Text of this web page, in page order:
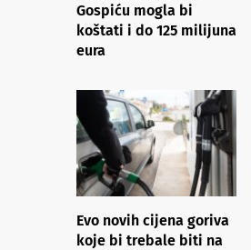
Gospiću mogla bi
koštati i do 125 milijuna
eura
Evo novih cijena goriva
koje bi trebale biti na